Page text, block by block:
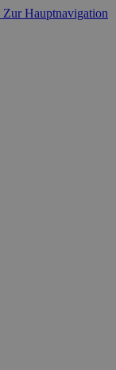
Zur Hauptnavigation